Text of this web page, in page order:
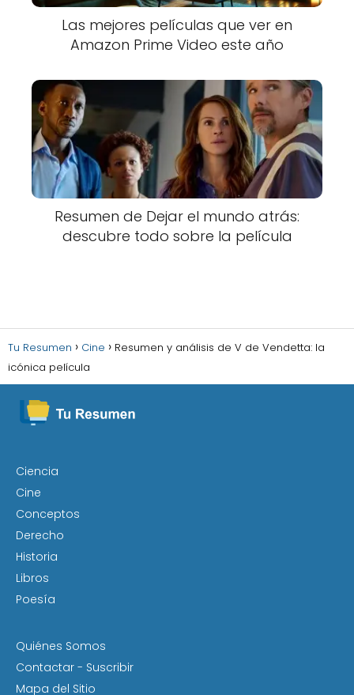
Las mejores películas que ver en
Amazon Prime Video este año
Resumen de Dejar el mundo atrás:
descubre todo sobre la película
Tu Resumen Cine
Resumen y análisis de V de Vendetta: la
icónica película
Ciencia
Cine
Conceptos
Derecho
Historia
Libros
Poesía
Quiénes Somos
Contactar - Suscribir
Mapa del Sitio